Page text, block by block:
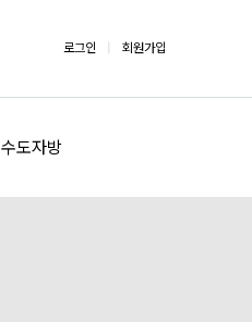
로그인 회원가입
수도자방